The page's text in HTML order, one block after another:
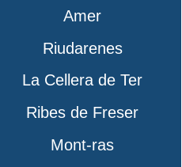
Amer
Riudarenes
La Cellera de Ter
Ribes de Freser
Mont-ras